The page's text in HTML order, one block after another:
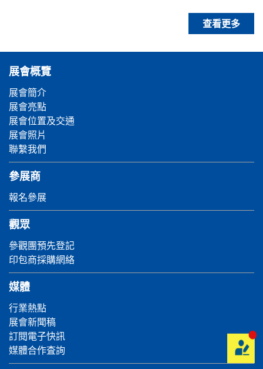
查看更多
展會概覽
展會簡介
展會亮點
展會位置及交通
展會照片
聯繫我們
參展商
報名參展
觀眾
參觀團預先登記
印包商採購網絡
媒體
行業熱點
展會新聞稿
訂閱電子快訊
媒體合作査詢